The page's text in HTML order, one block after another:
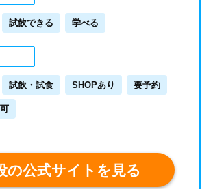
試飲できる 学べる
試飲・試食 SHOPあり 要予約
の公式サイトを見る